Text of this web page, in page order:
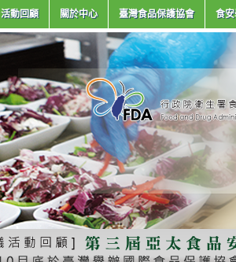
活動回顧 關於中心 臺灣食品保護協會 食